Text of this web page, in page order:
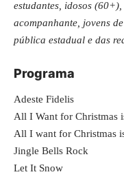
estudantes, idosos
acompanhante, jovens
pública estadual e das
Programa
Adeste Fidelis
All I Want for Christmas
All I want for Christmas
Jingle Bells Rock
Let It Snow